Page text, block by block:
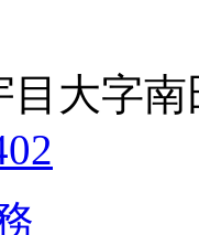
大字南